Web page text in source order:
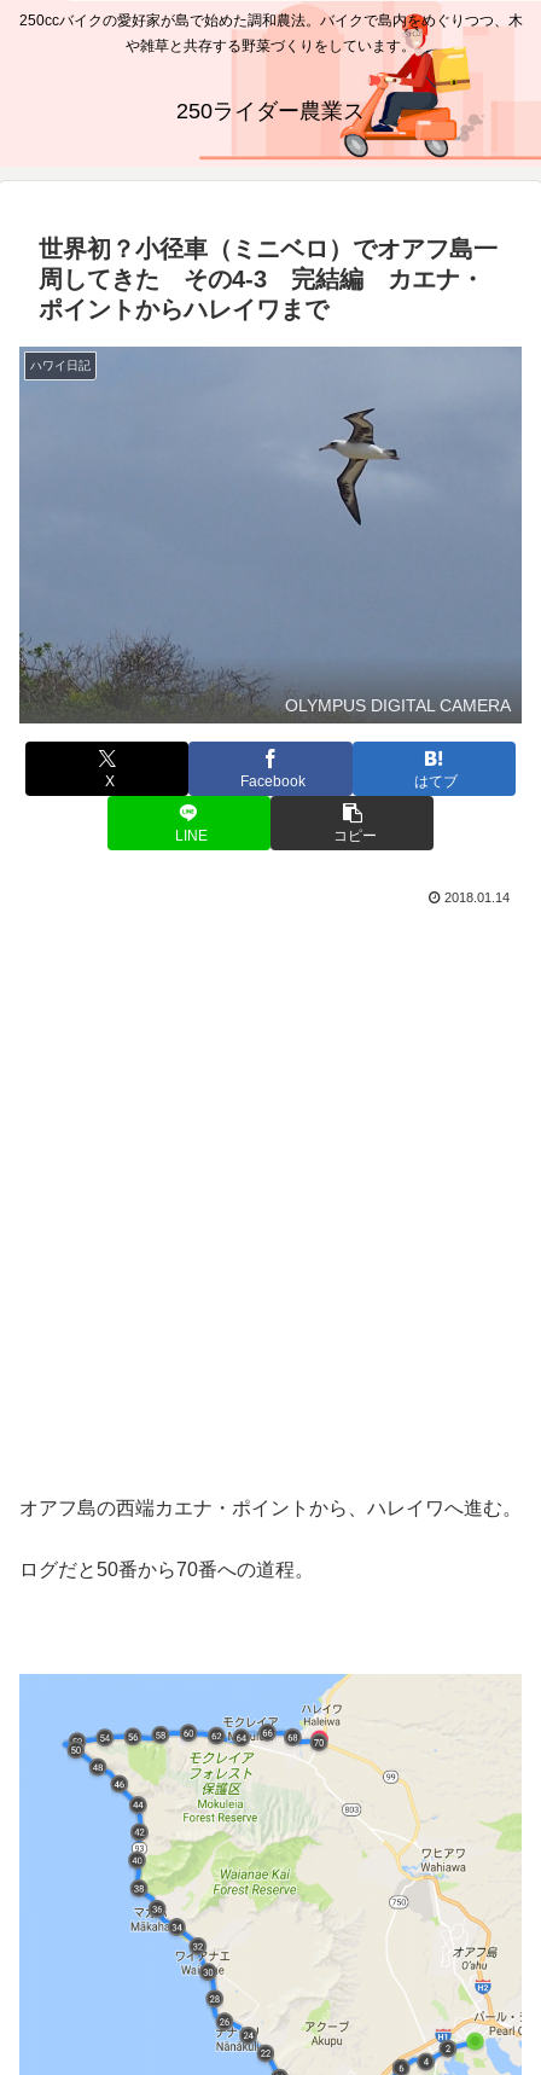
250ccバイクの愛好家が島で始めた調和農法。バイクで島内をめぐりつつ、木
や雑草と共存する野菜づくりをしています。
250ライダー農業ス
世界初？小径車（ミニベロ）でオアフ島一
周してきた その4-3 完結編 カエナ・
ポイントからハレイワまで
ハワイ日記
OLYMPUS DIGITAL CAMERA
X Facebook はてブ
LINE コピー
2018.01.14
オアフ島の西端カエナ・ポイントから、ハレイワへ進む。
ログだと50番から70番への道程。